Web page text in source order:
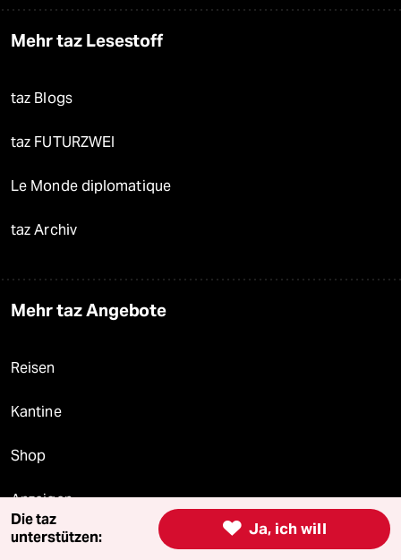
Mehr taz Lesestoff
taz Blogs
taz FUTURZWEI
Le Monde diplomatique
taz Archiv
Mehr taz Angebote
Reisen
Kantine
Shop
Anzeigen
 Ja, ich will
Die taz
unterstützen: